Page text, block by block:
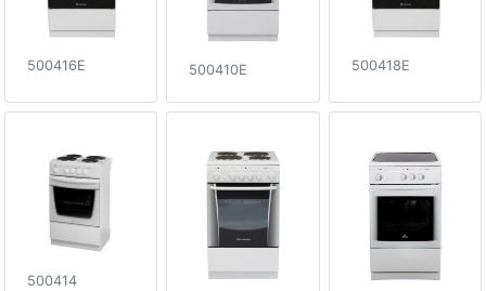
500416E 500410E 500418E
500414